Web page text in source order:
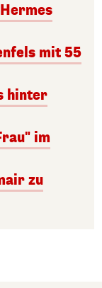
mit 55
hinter
im
zu